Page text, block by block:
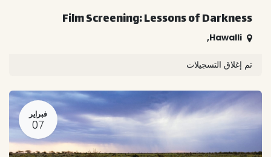
Film Screening: Lessons of Darkness
Hawalli
,
تم إغلاق التسجيلات
فبراير
07